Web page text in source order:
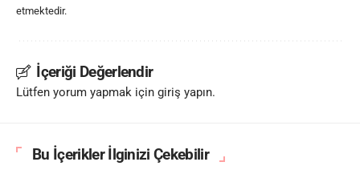
etmektedir.
İçeriği Değerlendir
Lütfen yorum yapmak için giriş yapın.
Bu İçerikler İlginizi Çekebilir